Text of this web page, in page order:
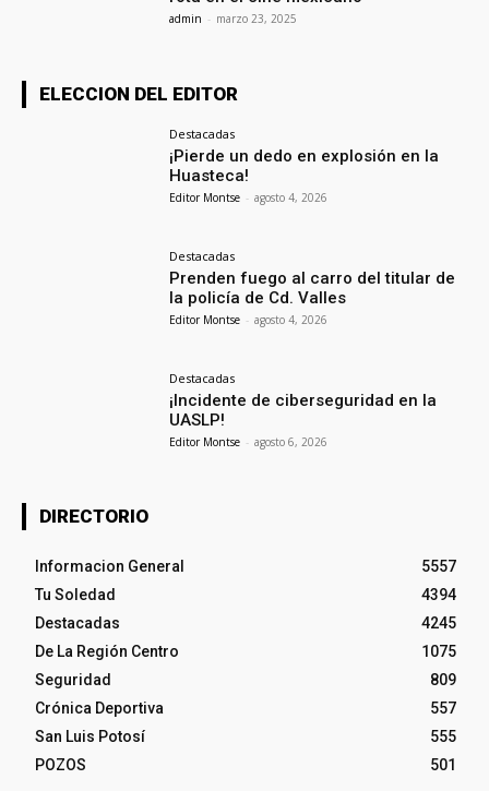
admin - marzo 23, 2025
ELECCION DEL EDITOR
Destacadas
¡Pierde un dedo en explosión en la
Huasteca!
Editor Montse - agosto 4, 2026
Destacadas
Prenden fuego al carro del titular de
la policía de Cd. Valles
Editor Montse - agosto 4, 2026
Destacadas
¡Incidente de ciberseguridad en la
UASLP!
Editor Montse - agosto 6, 2026
DIRECTORIO
Informacion General
5557
Tu Soledad
4394
Destacadas
4245
De La Región Centro
1075
Seguridad
809
Crónica Deportiva
557
San Luis Potosí
555
POZOS
501